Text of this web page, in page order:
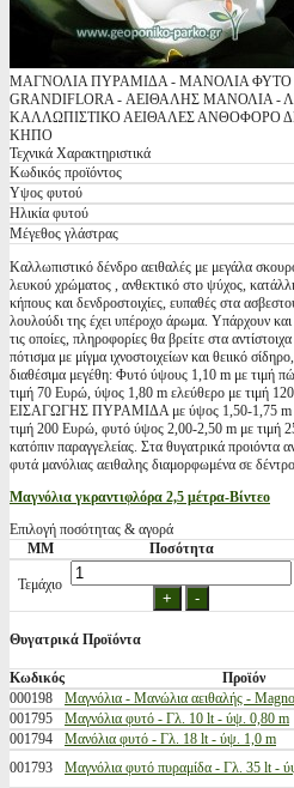
ΜΑΓΝΟΛΙΑ ΠΥΡΑΜΙΔΑ - ΜΑΝΟΛΙΑ ΦΥΤΟ
GRANDIFLORA - ΑΕΙΘΑΛΗΣ ΜΑΝΟΛΙΑ
ΚΑΛΛΩΠΙΣΤΙΚΟ ΑΕΙΘΑΛΕΣ ΑΝΘΟΦΟΡΟ
ΚΗΠΟ
Τεχνικά Χαρακτηριστικά
Κωδικός προϊόντος
Υψος φυτού
Ηλικία φυτού
Μέγεθος γλάστρας
Καλλωπιστικό δένδρο αειθαλές με μεγάλα
λευκού χρώματος , ανθεκτικό στο ψύχος,
κήπους και δενδροστοιχίες, ευπαθές στα
λουλούδι της έχει υπέροχο άρωμα. Υπάρχουν
τις οποίες, πληροφορίες θα βρείτε στα
πότισμα με μίγμα ιχνοστοιχείων και θειικό
διαθέσιμα μεγέθη: Φυτό ύψους 1,10 m με τιμή
τιμή 70 Eυρώ, ύψος 1,80 m ελεύθερο με τιμή
ΕΙΣΑΓΩΓΗΣ ΠΥΡΑΜΙΔΑ με ύψος 1,50-1,75 m
τιμή 200 Ευρώ, φυτό ύψος 2,00-2,50 m με τιμή
κατόπιν παραγγελείας. Στα θυγατρικά προιόντα
φυτά μανόλιας αειθαλης διαμορφωμένα σε
Μαγνόλια γκραντιφλόρα 2,5 μέτρα-Βίντεο
Επιλογή ποσότητας & αγορά
ΜΜ
Ποσότητα
Τεμάχιο
Θυγατρικά Προϊόντα
Κωδικός Προϊόν
000198
Μαγνόλια - Μανώλια αειθαλής -
001795
Μαγνόλια φυτό - Γλ. 10 lt - ύψ. 0,80 m
001794
Μανόλια φυτό - Γλ. 18 lt - ύψ. 1,0 m
001793
Μαγνόλια φυτό πυραμίδα - Γλ. 35 lt -